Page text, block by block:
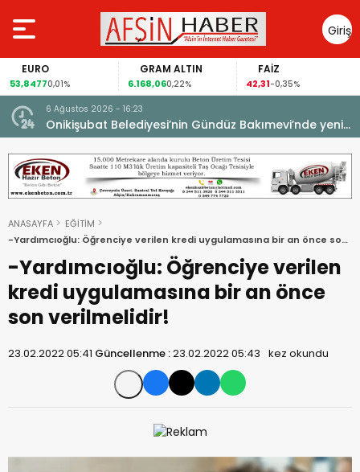
Giriş
Yap
EURO
53,84770,01%
GRAM ALTIN
6.168,060,22%
FAİZ
42,31-0,35%
6 Ağustos 2026 - 16:23
Onikişubat Belediyesi’nin Gündüz Bakımevi’nde yeni
dönemin ön kayıtları başladı.
ANASAYFA
EĞİTİM
-Yardımcıoğlu: Öğrenciye verilen kredi uygulamasına bir an önce son
verilmelidir!
-Yardımcıoğlu: Öğrenciye verilen
kredi uygulamasına bir an önce
son verilmelidir!
23.02.2022 05:41 Güncellenme :23.02.2022 05:43 kez okundu